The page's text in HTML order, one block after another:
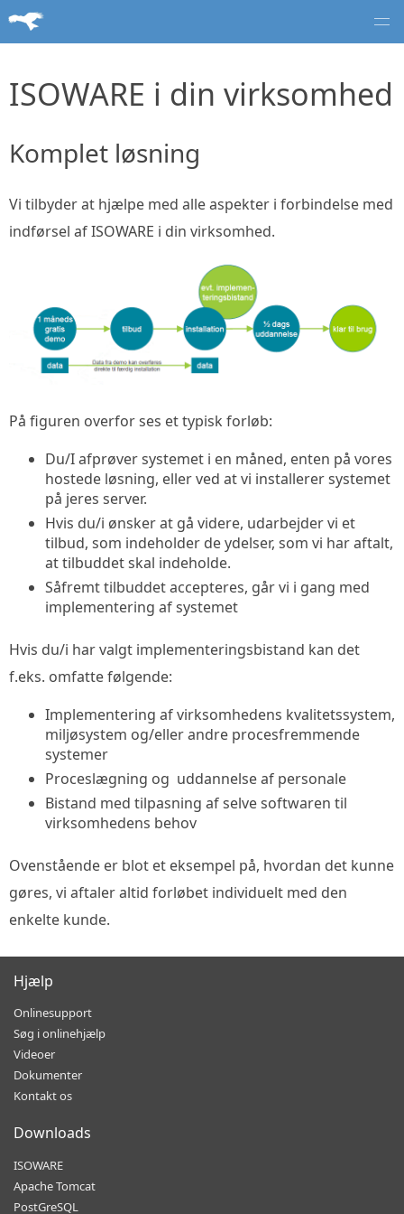
ISOWARE i din virksomhed
Komplet løsning
Vi tilbyder at hjælpe med alle aspekter i forbindelse med
indførsel af ISOWARE i din virksomhed.
På figuren overfor ses et typisk forløb:
Du/I afprøver systemet i en måned, enten på vores
hostede løsning, eller ved at vi installerer systemet
på jeres server.
Hvis du/i ønsker at gå videre, udarbejder vi et
tilbud, som indeholder de ydelser, som vi har aftalt,
at tilbuddet skal indeholde.
Såfremt tilbuddet accepteres, går vi i gang med
implementering af systemet
Hvis du/i har valgt implementeringsbistand kan det
f.eks. omfatte følgende:
Implementering af virksomhedens kvalitetssystem,
miljøsystem og/eller andre procesfremmende
systemer
Proceslægning og uddannelse af personale
Bistand med tilpasning af selve softwaren til
virksomhedens behov
Ovenstående er blot et eksempel på, hvordan det kunne
gøres, vi aftaler altid forløbet individuelt med den
enkelte kunde.
Hjælp
Onlinesupport
Søg i onlinehjælp
Videoer
Dokumenter
Kontakt os
Downloads
ISOWARE
Apache Tomcat
PostGreSQL